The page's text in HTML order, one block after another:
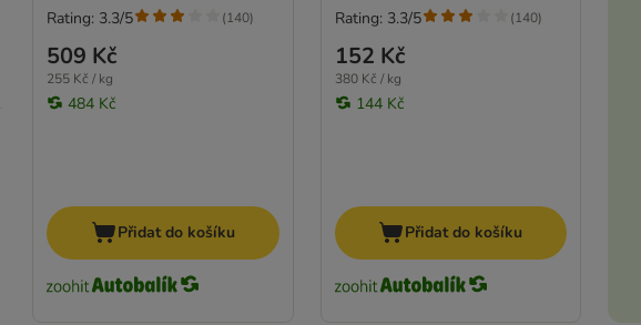
509 Kč
255 Kč / kg
484 Kč
Rating: 3.3/5 (140)
Přidat do košíku
152 Kč
380 Kč / kg
144 Kč
Rating: 3.3/5 (140)
Přidat do košíku